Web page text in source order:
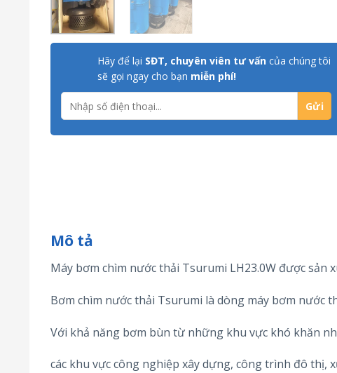
Hãy để lại SĐT, chuyên viên tư vấn của chúng tôi
sẽ gọi ngay cho bạn miễn phí!
Mô tả
Máy bơm chìm nước thải Tsurumi LH23.0W được sản
Bơm chìm nước thải Tsurumi là dòng máy bơm nước
Với khả năng bơm bùn từ những khu vực khó khăn
các khu vực công nghiệp xây dựng, công trình đô thị,